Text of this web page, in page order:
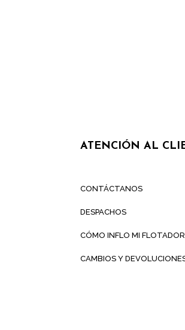
ATENCIÓN AL
CONTÁCTANOS
DESPACHOS
CÓMO INFLO MI
CAMBIOS Y